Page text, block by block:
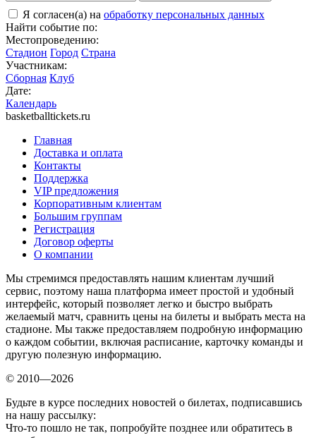
Я согласен(а) на обработку персональных данных
Найти событие по:
Местопроведению:
Стадион Город Страна
Участникам:
Сборная Клуб
Дате:
Календарь
basketballtickets.ru
Главная
Доставка и оплата
Контакты
Поддержка
VIP предложения
Корпоративным клиентам
Большим группам
Регистрация
Договор оферты
О компании
Мы стремимся предоставлять нашим клиентам лучший
сервис, поэтому наша платформа имеет простой и удобный
интерфейс, который позволяет легко и быстро выбрать
желаемый матч, сравнить цены на билеты и выбрать места на
стадионе. Мы также предоставляем подробную информацию
о каждом событии, включая расписание, карточку команды и
другую полезную информацию.
© 2010—2026
Будьте в курсе последних новостей о билетах, подписавшись
на нашу рассылку:
Что-то пошло не так, попробуйте позднее или обратитесь в